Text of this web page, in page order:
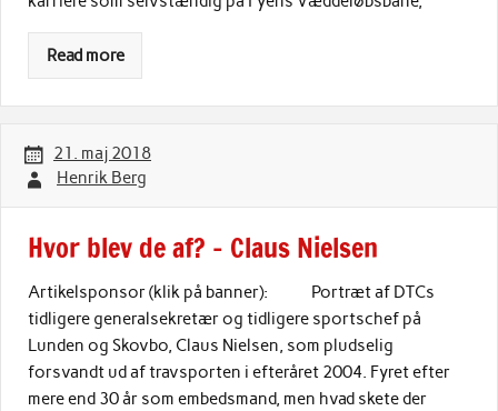
Read more
21. maj 2018
Henrik Berg
Hvor blev de af? – Claus Nielsen
Artikelsponsor (klik på banner): Portræt af DTCs
tidligere generalsekretær og tidligere sportschef på
Lunden og Skovbo, Claus Nielsen, som pludselig
forsvandt ud af travsporten i efteråret 2004. Fyret efter
mere end 30 år som embedsmand, men hvad skete der